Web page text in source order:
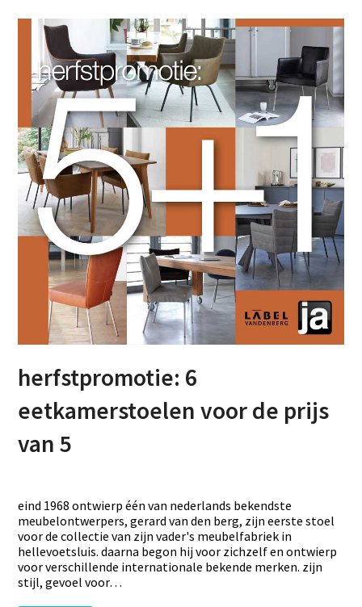
herfstpromotie: 6
eetkamerstoelen voor de prijs
van 5
eind 1968 ontwierp één van nederlands bekendste
meubelontwerpers, gerard van den berg, zijn eerste stoel
voor de collectie van zijn vader's meubelfabriek in
hellevoetsluis. daarna begon hij voor zichzelf en ontwierp
voor verschillende internationale bekende merken. zijn
stijl, gevoel voor…